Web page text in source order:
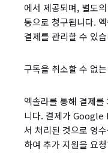
에서 제공되며, 별도
동으로 청구됩니다.
결제를 관리할 수 있
구독을 취소할 수 없
엑솔라를 통해 결제
니다. 결제가
서 처리된 것으로 영
하여 추가 지원을 요